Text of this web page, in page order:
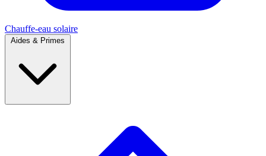
Chauffe-eau solaire